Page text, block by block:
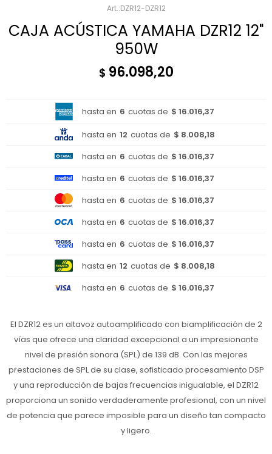
DZR12-DZR12
CAJA ACÚSTICA YAMAHA DZR12 12"
950W
$ 96.098,20
hasta en 6 cuotas de $ 16.016,37
hasta en 12 cuotas de $ 8.008,18
hasta en 6 cuotas de $ 16.016,37
hasta en 6 cuotas de $ 16.016,37
hasta en 6 cuotas de $ 16.016,37
hasta en 6 cuotas de $ 16.016,37
hasta en 6 cuotas de $ 16.016,37
hasta en 12 cuotas de $ 8.008,18
hasta en 6 cuotas de $ 16.016,37
El DZR12 es un altavoz autoamplificado con biamplificación de 2
vías que ofrece una claridad excepcional a un impresionante
nivel de presión sonora (SPL) de 139 dB. Con las mejores
prestaciones de SPL de su clase, sofisticado procesamiento DSP
y una reproducción de bajas frecuencias inigualable, el DZR12
proporciona un sonido verdaderamente profesional, con un nivel
de potencia que parece imposible para un diseño tan compacto
y ligero.